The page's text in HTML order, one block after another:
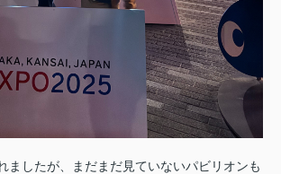
ましたが、まだまだ見ていないパビリオンも